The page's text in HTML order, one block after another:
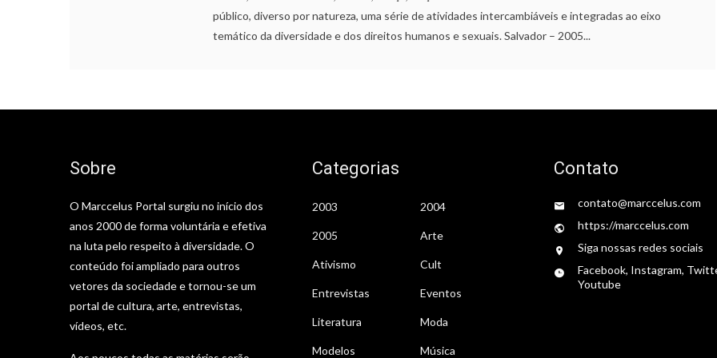
público, diverso por natureza, uma série de atividades intercambiáveis e integradas ao eixo
temático da diversidade e dos direitos humanos e sexuais. Salvador – 2005...
Sobre
O Marccelus Portal surgiu no início dos
anos 2000 de forma voluntária e efetiva
na luta pelo respeito à diversidade. O
conteúdo foi ampliado para outros
vetores da sociedade e tornou-se um
portal de cultura, arte, entrevistas,
vídeos, etc.
Categorias
2003 2004
2005 Arte
Ativismo Cult
Entrevistas Eventos
Literatura Moda
Modelos Música
Contato
contato@marccelus.com
https://marccelus.com
Siga nossas redes sociais
Facebook, Instagram,
Youtube